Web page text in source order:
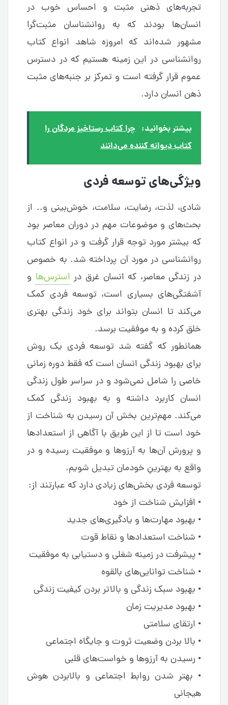
تجربه‌های ذهنی مثبت و احساس خوب در
انسان‌ها بودند که به روانشناسان مثبت‌گرا
مشهور شده‌اند که امروزه شاهد انواع کتاب
روانشناسی در این زمینه هستیم که در دسترس
عموم قرار گرفته است و تمرکز بر جنبه‌های مثبت
ذهن انسان دارد.
بیشتر بخوانید: چرا کتاب رستاخیز مردگان را
کتاب دیوانه کننده می‌دانند
ویژگی‌های توسعه فردی
شادی، لذت، رضایت، سلامت، خوش‌بینی و.. از
بحث‌های و موضوعات مهم در دوران معاصر بود
که بیشتر مورد توجه قرار گرفت و در انواع کتاب
روانشناسی در مورد آن پرداخته شد. به خصوص
در زندگی معاصر، که انسان غرق در استرس‌ها و
آشفتگی‌های بسیاری است، توسعه فردی کمک
می‌کند تا انسان بتواند برای خود زندگی بهتری
خلق کرده و به موفقیت برسد.
همانطور که گفته شد توسعه فردی یک روش
برای بهبود زندگی انسان است که فقط دوره زمانی
خاصی را شامل نمی‌شود و در سراسر طول زندگی
انسان کاربرد داشته و به بهبود زندگی کمک
می‌کند. مهم‌ترین بخش آن رسیدن به شناخت از
خود است تا از این طریق با آگاهی از استعدادها
و پرورش آن‌ها به آرزو‌ها و موفقیت رسیده و در
واقع به بهترینِ خودمان تبدیل شویم.
توسعه فردی بخش‌های زیادی دارد که عبارتند از:
• افزایش شناخت از خود
• بهبود مهارت‌ها و یادگیری‌های جدید
• شناخت استعدادها و نقاط قوت
• پیشرفت در زمینه شغلی و دستیابی به موفقیت
• شناخت توانایی‌های بالقوه
• بهبود سبک زندگی و بالاتر بردن کیفیت زندگی
• بهبود مدیریت زمان
• ارتقای سلامتی
• بالا بردن وضعیت ثروت و جایگاه اجتماعی
• رسیدن به آرزوها و خواست‌های قلبی
• بهتر شدن روابط اجتماعی و بالابردن هوش
هیجانی